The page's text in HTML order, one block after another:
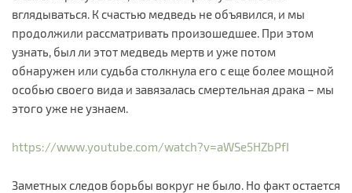
вглядываться. К счастью медведь не объявился, и мы
продолжили рассматривать произошедшее. При этом
узнать, был ли этот медведь мертв и уже потом
обнаружен или судьба столкнула его с еще более мощной
особью своего вида и завязалась смертельная драка – мы
этого уже не узнаем.
https://www.youtube.com/watch?v=aWSe5HZbPfI
Заметных следов борьбы вокруг не было. Но факт остается